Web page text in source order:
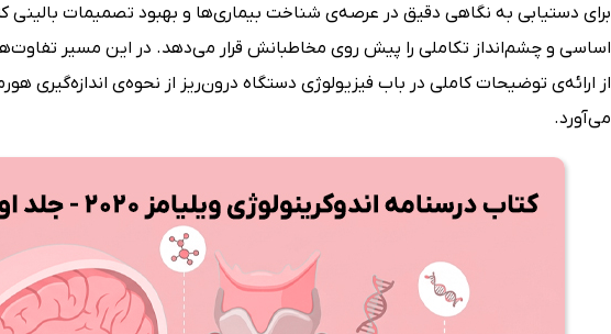
برای دستیابی به نگاهی دقیق در عرصه‌ی شناخت بیماری‌ها و بهبود تصمیمات بالینی
اساسی و چشم‌انداز تکاملی را پیش روی مخاطبانش قرار می‌دهد. در این مسیر
از ارائه‌ی توضیحات کاملی در باب فیزیولوژی دستگاه درون‌ریز از نحوه‌ی اندازه‌گیری
می‌آورد.